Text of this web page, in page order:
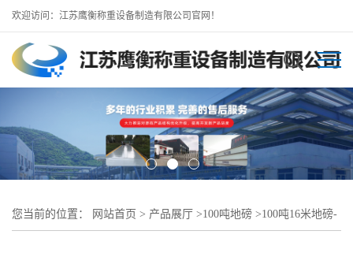
欢迎访问：江苏鹰衡称重设备制造有限公司官网！
您当前的位置： 网站首页 > 产品展厅 >100吨地磅 >100吨16米地磅-